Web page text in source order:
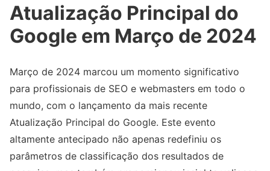
Atualização Principal do
Google em Março de 2024
Março de 2024 marcou um momento significativo
para profissionais de SEO e webmasters em todo o
mundo, com o lançamento da mais recente
Atualização Principal do Google. Este evento
altamente antecipado não apenas redefiniu os
parâmetros de classificação dos resultados de